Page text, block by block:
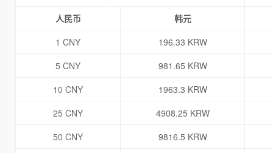
人民币
韩元
1 CNY
196.33 KRW
5 CNY
981.65 KRW
10 CNY
1963.3 KRW
25 CNY
4908.25 KRW
50 CNY
9816.5 KRW